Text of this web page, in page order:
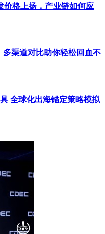
价格上扬，产业链如何应
多渠道对比助你轻松回血不
全球化出海锚定策略模拟